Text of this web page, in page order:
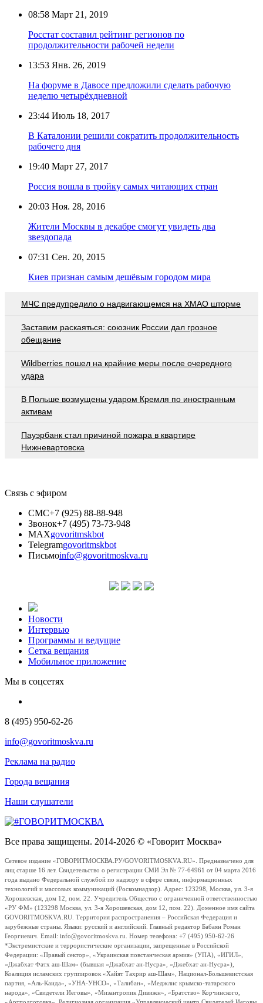
08:58 Март 21, 2019
Росстат составил рейтинг регионов по
продолжительности рабочей недели
13:53 Янв. 26, 2019
На форуме в Давосе предложили сделать рабочую
неделю четырёхдневной
23:44 Июль 18, 2017
В Каталонии решили сократить продолжительность
рабочего дня
19:40 Март 27, 2017
Россия вошла в тройку самых читающих стран
20:03 Ноя. 28, 2016
Жители Москвы в декабре смогут увидеть два
звездопада
07:31 Сен. 20, 2015
Киев признан самым дешёвым городом мира
МЧС предупредило о надвигающемся на ХМАО шторме
Заставим раскаяться: союзник России дал грозное
обещание
Wildberries пошел на крайние меры после очередного
удара
В Польше возмущены ударом Кремля по иностранным
активам
Пауэрбанк стал причиной пожара в квартире
Нижневартовска
Связь с эфиром
СМС+7 (925) 88-88-948
Звонок+7 (495) 73-73-948
MAXgovoritmskbot
Telegramgovoritmskbot
Письмоinfo@govoritmoskva.ru
Новости
Интервью
Программы и ведущие
Сетка вещания
Мобильное приложение
Мы в соцсетях
8 (495) 950-62-26
info@govoritmoskva.ru
Реклама на радио
Города вещания
Наши слушатели
Все права защищены. 2014-2026 © «Говорит Москва»
Сетевое издание «ГОВОРИТМОСКВА.РУ/GOVORITMOSKVA.RU». Предназначено для
лиц старше 16 лет. Свидетельство о регистрации СМИ Эл № 77-64961 от 04 марта 2016
года выдано Федеральной службой по надзору в сфере связи, информационных
технологий и массовых коммуникаций (Роскомнадзор). Адрес: 123298, Москва, ул. 3-я
Хорошевская, дом 12, пом. 22. Учредитель Общество с ограниченной ответственностью
«РУ ФМ» (123298 Москва, ул. 3-я Хорошевская, дом 12, пом. 22). Доменное имя сайта
GOVORITMOSKVA.RU. Территория распространения – Российская Федерация и
зарубежные страны. Языки: русский и английский. Главный редактор Бабаян Роман
Георгиевич. Email: info@govoritmoskva.ru. Номер телефона: +7 (495) 950-62-26
*Экстремистские и террористические организации, запрещенные в Российской
Федерации: «Правый сектор», «Украинская повстанческая армия» (УПА), «ИГИЛ»,
«Джабхат Фатх аш-Шам» (бывшая «Джабхат ан-Нусра», «Джебхат ан-Нусра»),
Коалиция исламских группировок «Хайят Тахрир аш-Шам», Национал-Большевистская
партия, «Аль-Каида», «УНА-УНСО», «Талибан», «Меджлис крымско-татарского
народа», «Свидетели Иеговы», «Мизантропик Дивижн», «Братство» Корчинского,